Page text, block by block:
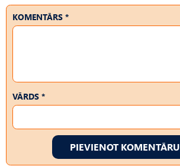
KOMENTĀRS *
VĀRDS *
PIEVIENOT KOMENTĀRU